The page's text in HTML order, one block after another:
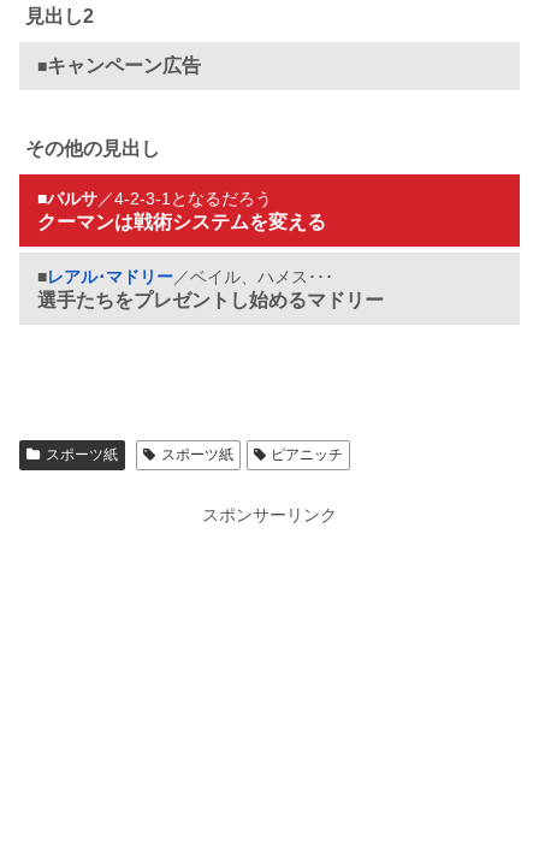
見出し2
■キャンペーン広告
その他の見出し
■バルサ／4-2-3-1となるだろう
クーマンは戦術システムを変える
■レアル･マドリー／ベイル、ハメス･･･
選手たちをプレゼントし始めるマドリー
スポーツ紙 スポーツ紙 ピアニッチ
スポンサーリンク